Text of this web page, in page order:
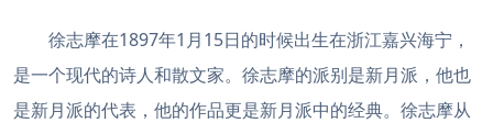
徐志摩在1897年1月15日的时候出生在浙江嘉兴海宁，
是一个现代的诗人和散文家。徐志摩的派别是新月派，他也
是新月派的代表，他的作品更是新月派中的经典。徐志摩从